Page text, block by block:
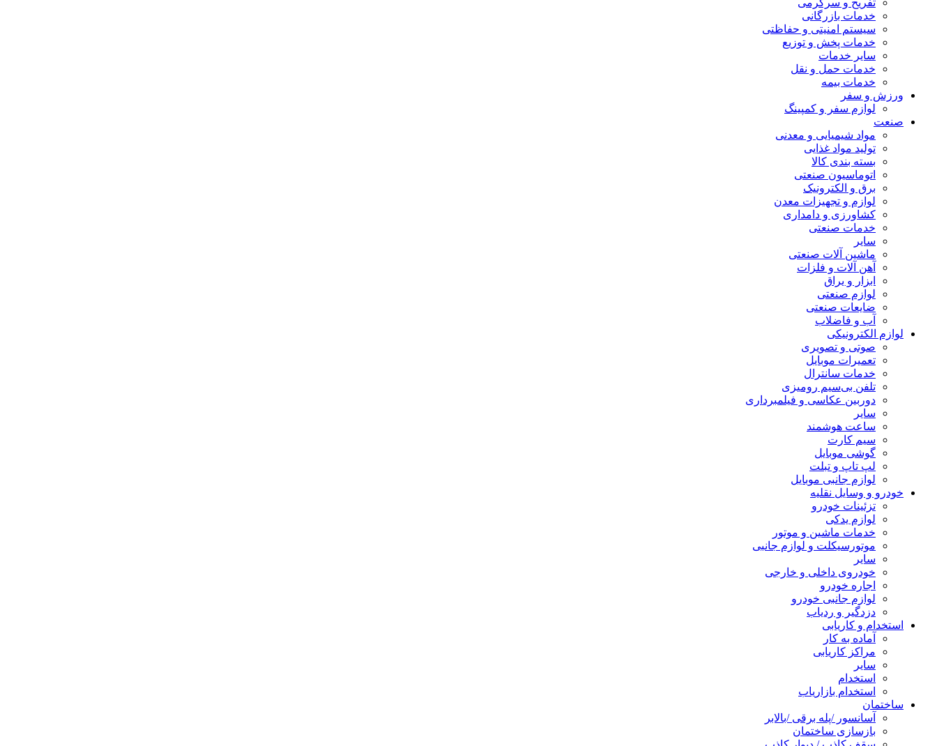
تفریح و سرگرمی
خدمات بازرگانی
سیستم امنیتی و حفاظتی
خدمات پخش و توزیع
سایر خدمات
خدمات حمل و نقل
خدمات بیمه
ورزش و سفر
لوازم سفر و کمپینگ
صنعت
مواد شیمیایی و معدنی
تولید مواد غذایی
بسته بندی کالا
اتوماسیون صنعتی
برق و الکترونیک
لوازم و تجهیزات معدن
کشاورزی و دامداری
خدمات صنعتی
سایر
ماشین آلات صنعتی
آهن آلات و فلزات
ابزار و یراق
لوازم صنعتی
ضایعات صنعتی
آب و فاضلاب
لوازم الکترونیکی
صوتی و تصویری
تعمیرات موبایل
خدمات سانترال
تلفن بی‌سیم رومیزی
دوربین عکاسی و فیلمبرداری
سایر
ساعت هوشمند
سیم کارت
گوشی موبایل
لپ تاپ و تبلت
لوازم جانبی موبایل
خودرو و وسایل نقلیه
تزئینات خودرو
لوازم یدکی
خدمات ماشین و موتور
موتورسیکلت و لوازم جانبی
سایر
خودروی داخلی و خارجی
اجاره خودرو
لوازم جانبی خودرو
دزدگیر و ردیاب
استخدام و کاریابی
آماده به کار
مراکز کاریابی
سایر
استخدام
استخدام بازاریاب
ساختمان
آسانسور /پله برقی /بالابر
بازسازی ساختمان